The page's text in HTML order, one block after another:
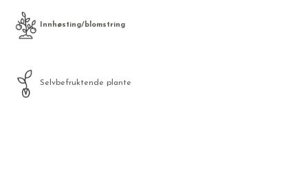
Innhøsting/blomstring
Selvbefruktende plante